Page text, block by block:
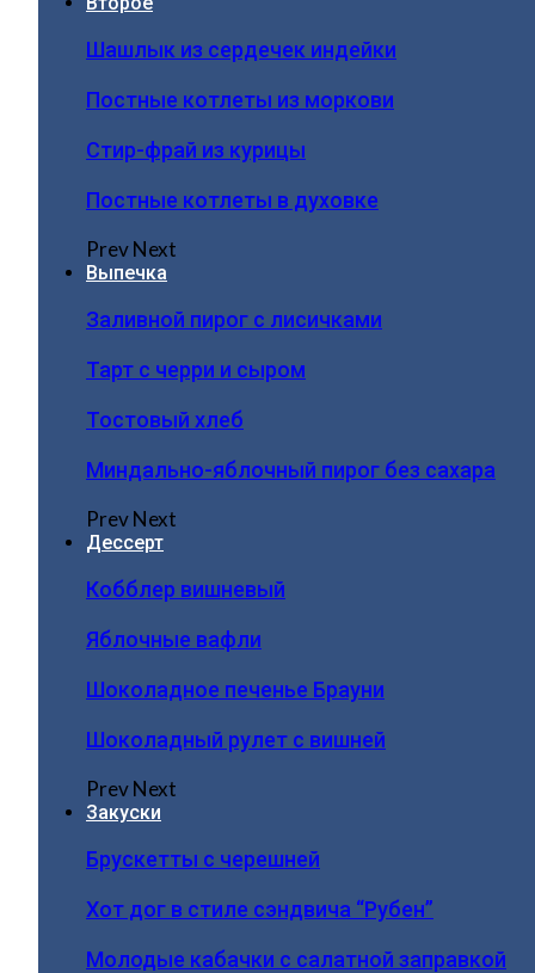
Шашлык из сердечек индейки
Постные котлеты из моркови
Стир-фрай из курицы
Постные котлеты в духовке
PrevNext
Выпечка
Заливной пирог с лисичками
Тарт с черри и сыром
Тостовый хлеб
Миндально-яблочный пирог без сахара
PrevNext
Дессерт
Кобблер вишневый
Яблочные вафли
Шоколадное печенье Брауни
Шоколадный рулет с вишней
PrevNext
Закуски
Брускетты с черешней
Хот дог в стиле сэндвича “Рубен”
Молодые кабачки с салатной заправкой